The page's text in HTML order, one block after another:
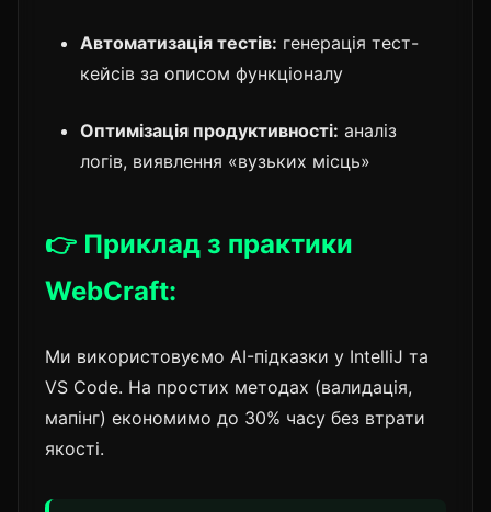
Автоматизація тестів: генерація тест-
кейсів за описом функціоналу
Оптимізація продуктивності: аналіз
логів, виявлення «вузьких місць»
👉 Приклад з практики
WebCraft:
Ми використовуємо AI-підказки у IntelliJ та
VS Code. На простих методах (валидація,
мапінг) економимо до 30% часу без втрати
якості.